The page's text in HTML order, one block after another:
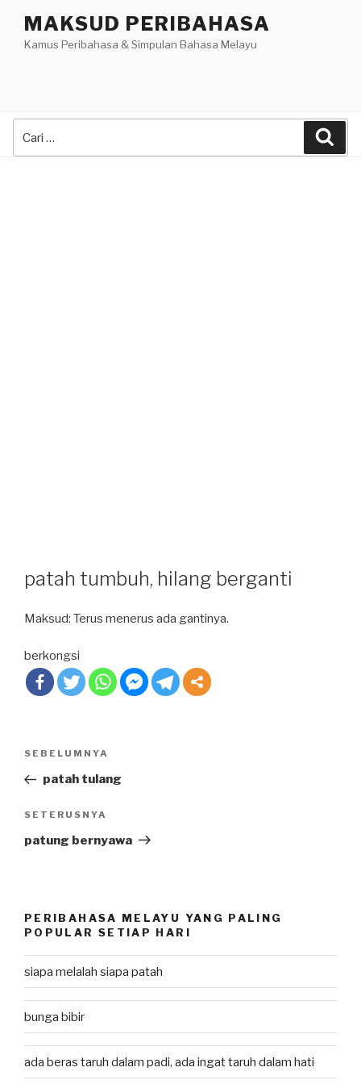
content
MAKSUD PERIBAHASA
Kamus Peribahasa & Simpulan Bahasa Melayu
patah tumbuh, hilang berganti
Maksud: Terus menerus ada gantinya.
berkongsi
Post
Previous
Post
SEBELUMNYA
patah tulang
Next
Post
SETERUSNYA
patung bernyawa
PERIBAHASA MELAYU YANG PALING
POPULAR SETIAP HARI
siapa melalah siapa patah
bunga bibir
ada beras taruh dalam padi, ada ingat taruh dalam hati